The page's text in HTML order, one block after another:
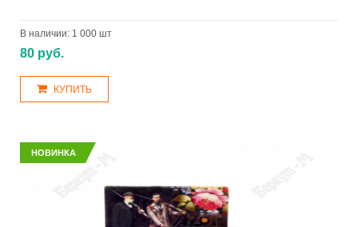
В наличии: 1 000 шт
80 руб.
КУПИТЬ
НОВИНКА